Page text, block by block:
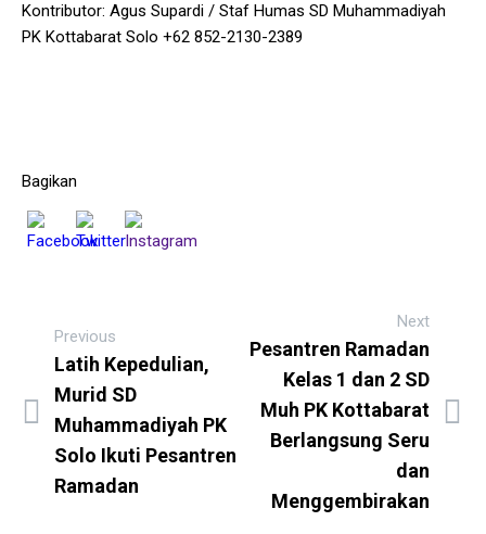
Kontributor: Agus Supardi / Staf Humas SD Muhammadiyah
PK Kottabarat Solo +62 852-2130-2389
Bagikan
Previous
Latih Kepedulian,
Murid SD
Muhammadiyah PK
Solo Ikuti Pesantren
Ramadan
Next
Pesantren Ramadan
Kelas 1 dan 2 SD
Muh PK Kottabarat
Berlangsung Seru
dan
Menggembirakan